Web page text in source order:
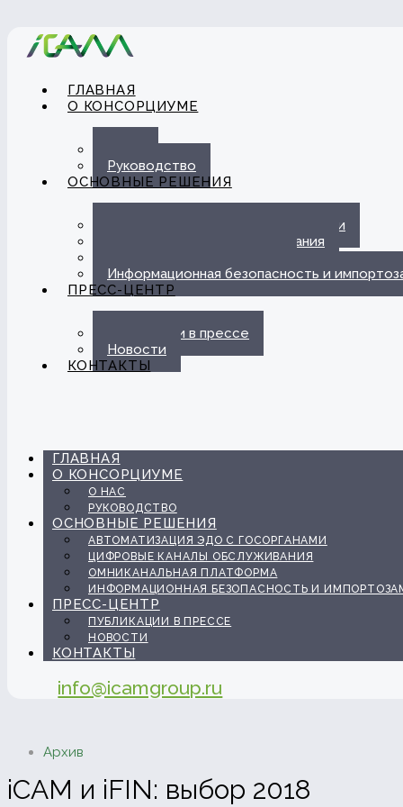
ГЛАВНАЯ
О КОНСОРЦИУМЕ
Руководство
ОСНОВНЫЕ РЕШЕНИЯ
Автоматизация ЭДО с Госорганами
Цифровые каналы обслуживания
Информационная безопасность и
ПРЕСС-ЦЕНТР
Публикации в прессе
Новости
КОНТАКТЫ
ГЛАВНАЯ
О КОНСОРЦИУМЕ
О НАС
РУКОВОДСТВО
ОСНОВНЫЕ РЕШЕНИЯ
АВТОМАТИЗАЦИЯ ЭДО С ГОСОРГАНАМИ
ЦИФРОВЫЕ КАНАЛЫ ОБСЛУЖИВАНИЯ
ОМНИКАНАЛЬНАЯ ПЛАТФОРМА
ИНФОРМАЦИОННАЯ БЕЗОПАСНОСТЬ И
ПРЕСС-ЦЕНТР
ПУБЛИКАЦИИ В ПРЕССЕ
НОВОСТИ
КОНТАКТЫ
info@icamgroup.ru
Архив
iCAM и iFIN: выбор 2018